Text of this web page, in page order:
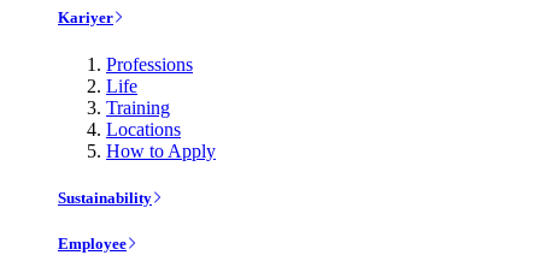
Kariyer
Professions
Life
Training
Locations
How to Apply
Sustainability
Employee